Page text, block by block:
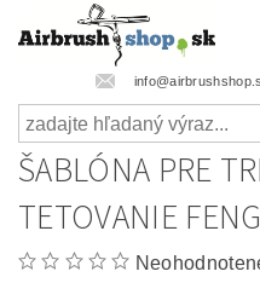
ŠABLÓNA PRE
TETOVANIE